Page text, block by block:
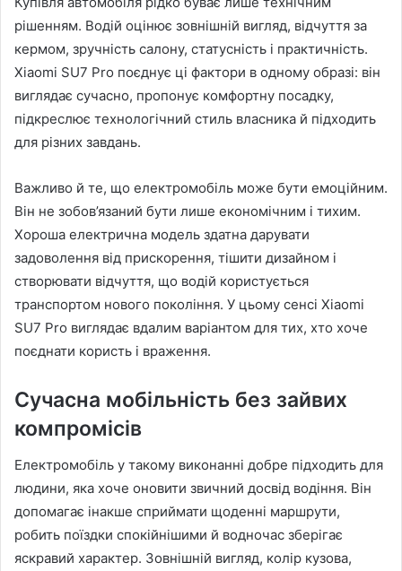
рішенням. Водій оцінює зовнішній вигляд, відчуття за
кермом, зручність салону, статусність і практичність.
Xiaomi SU7 Pro поєднує ці фактори в одному образі: він
виглядає сучасно, пропонує комфортну посадку,
підкреслює технологічний стиль власника й підходить
для різних завдань.
Важливо й те, що електромобіль може бути емоційним.
Він не зобов’язаний бути лише економічним і тихим.
Хороша електрична модель здатна дарувати
задоволення від прискорення, тішити дизайном і
створювати відчуття, що водій користується
транспортом нового покоління. У цьому сенсі Xiaomi
SU7 Pro виглядає вдалим варіантом для тих, хто хоче
поєднати користь і враження.
Сучасна мобільність без зайвих
компромісів
Електромобіль у такому виконанні добре підходить для
людини, яка хоче оновити звичний досвід водіння. Він
допомагає інакше сприймати щоденні маршрути,
робить поїздки спокійнішими й водночас зберігає
яскравий характер. Зовнішній вигляд, колір кузова,